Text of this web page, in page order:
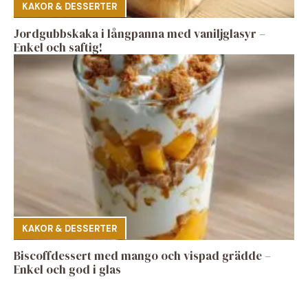
KAKOR & DESSERTER
Jordgubbskaka i långpanna med vaniljglasyr –
Enkel och saftig!
KAKOR & DESSERTER
Biscoffdessert med mango och vispad grädde –
Enkel och god i glas